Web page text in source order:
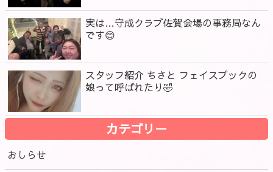
実は…守成クラブ佐賀会場の事務局なん
です😊
スタッフ紹介 ちさと フェイスブックの
娘って呼ばれたり🤣
カテゴリー
おしらせ